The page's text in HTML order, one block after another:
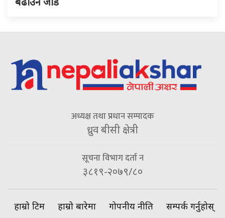
अध्यक्ष तथा प्रधान सम्पादक
ध्रुव बीसी क्षेत्री
सूचना विभाग दर्ता न
३८१९-२०७९/८०
हाम्रो टिम हाम्रो बारेमा गोपनीय नीति सम्पर्क गर्नुहोस्